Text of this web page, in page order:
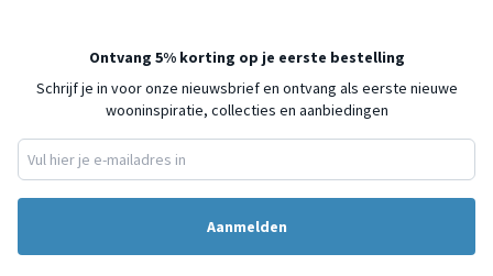
Ontvang 5% korting op je eerste bestelling
Schrijf je in voor onze nieuwsbrief en ontvang als eerste nieuwe
wooninspiratie, collecties en aanbiedingen
Aanmelden